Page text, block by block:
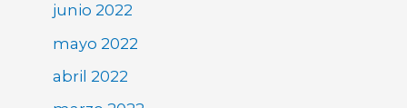
junio 2022
mayo 2022
abril 2022